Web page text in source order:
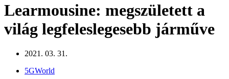
Learmousine: megszületett a
világ legfeleslegesebb járműve
2021. 03. 31.
5GWorld